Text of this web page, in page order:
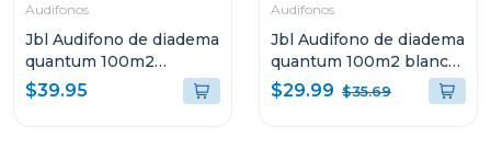
Audifonos
Jbl Audifono de diadema
quantum 100m2
púrpura qtum100m2
$39.95
Audifonos
Jbl Audifono de diadema
quantum 100m2 blanco
qtum100m2
$29.99 $35.69